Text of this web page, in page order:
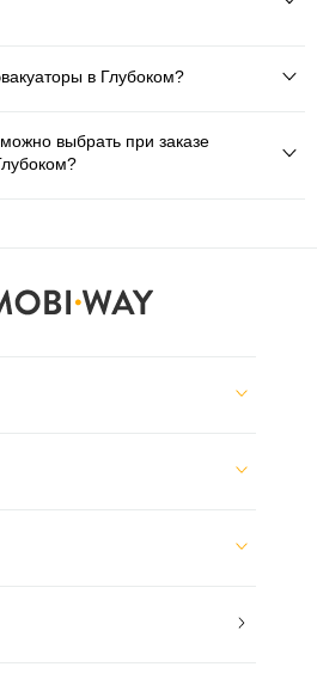
в Глубоком?
выбрать при заказе